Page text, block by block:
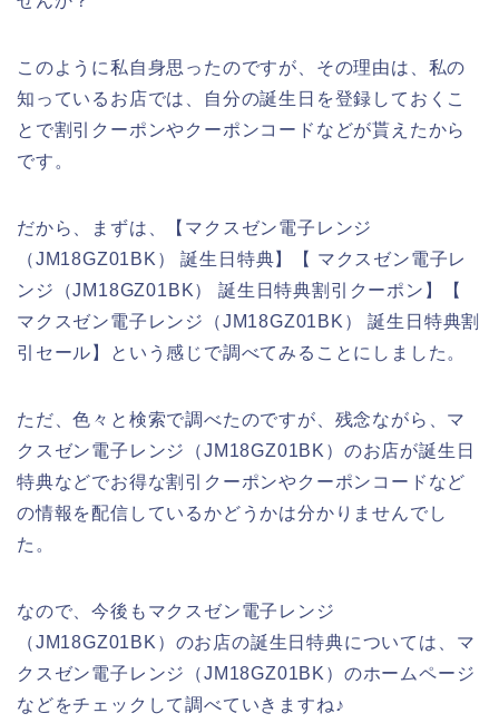
このように私自身思ったのですが、その理由は、私の
知っているお店では、自分の誕生日を登録しておくこ
とで割引クーポンやクーポンコードなどが貰えたから
です。
だから、まずは、【マクスゼン電子レンジ
（JM18GZ01BK） 誕生日特典】【 マクスゼン電子レ
ンジ（JM18GZ01BK） 誕生日特典割引クーポン】【
マクスゼン電子レンジ（JM18GZ01BK） 誕生日特典割
引セール】という感じで調べてみることにしました。
ただ、色々と検索で調べたのですが、残念ながら、マ
クスゼン電子レンジ（JM18GZ01BK）のお店が誕生日
特典などでお得な割引クーポンやクーポンコードなど
の情報を配信しているかどうかは分かりませんでし
た。
なので、今後もマクスゼン電子レンジ
（JM18GZ01BK）のお店の誕生日特典については、マ
クスゼン電子レンジ（JM18GZ01BK）のホームページ
などをチェックして調べていきますね♪